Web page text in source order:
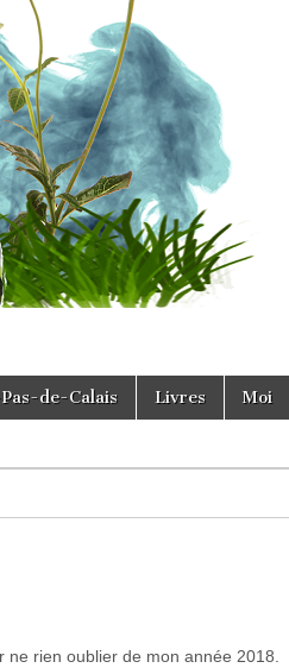
de-Calais Livres Moi
ne rien oublier de mon année 2018.